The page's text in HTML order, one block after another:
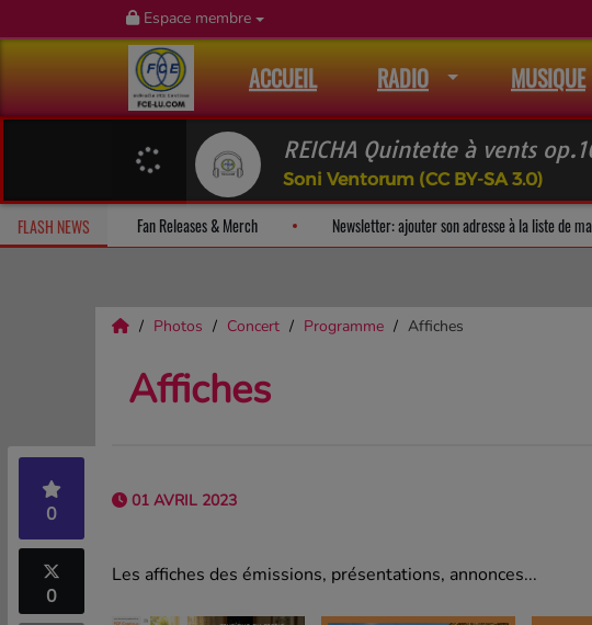
Espace membre
ACCUEIL RADIO MUSIQUE
REICHA Quintette à vents
Soni Ventorum (CC BY-SA 3.0)
FLASH NEWS
recevez un album-surprise! Fan Releases & Merch Newsletter: ajouter son
Photos Concert Programme Affiches
Affiches
0
0
01 AVRIL 2023
Les affiches des émissions, présentations, annonces...